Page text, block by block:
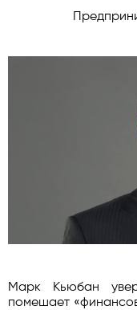
Марк Кьюбан
помешает